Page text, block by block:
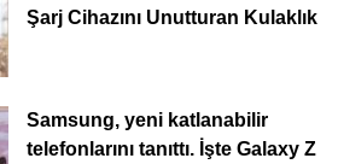
Şarj Cihazını Unutturan Kulaklık
Samsung, yeni katlanabilir
telefonlarını tanıttı. İşte Galaxy Z